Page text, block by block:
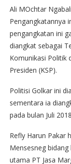
Ali MOchtar
Pengangkatannya
pengangkatan ini
diangkat sebagai
Komunikasi Politik
Presiden (KSP).
Politisi Golkar ini
sementara ia
pada bulan Juli
Refly Harun Pakar
Mensesneg
utama PT Jasa